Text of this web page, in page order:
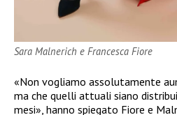
Sara Malnerich e Francesca Fiore
«Non vogliamo assolutamente
ma che quelli attuali siano
mesi», hanno spiegato Fiore e